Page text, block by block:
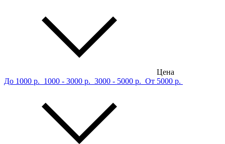
Цена
До 1000 р. 1000 - 3000 р. 3000 - 5000 р. От 5000 р.